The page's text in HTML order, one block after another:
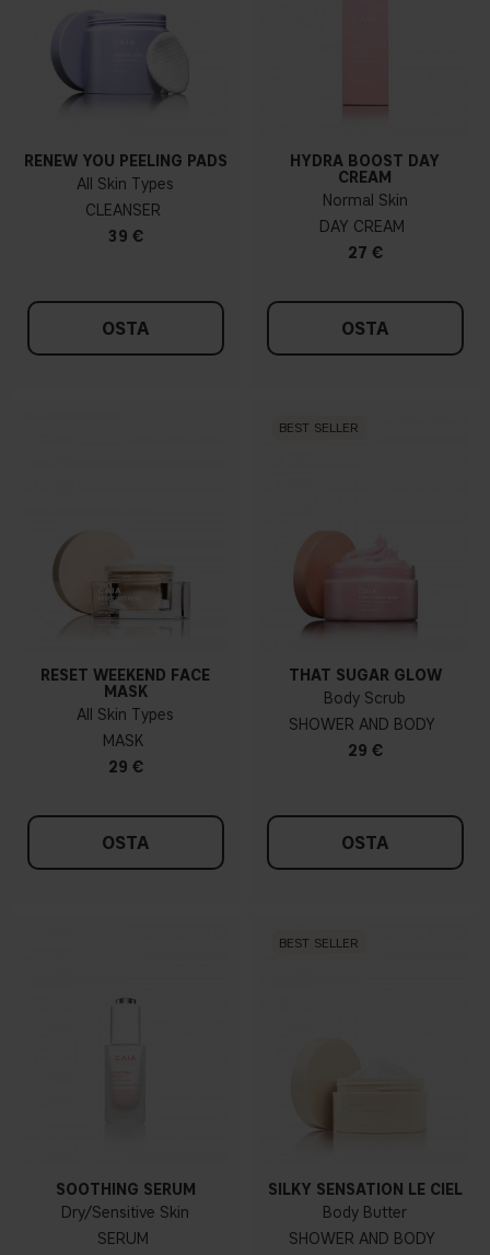
RENEW YOU PEELING PADS
All Skin Types
CLEANSER
39 €
OSTA
HYDRA BOOST DAY
CREAM
Normal Skin
DAY CREAM
27 €
OSTA
RESET WEEKEND FACE
MASK
All Skin Types
MASK
29 €
OSTA
BEST SELLER
THAT SUGAR GLOW
Body Scrub
SHOWER AND BODY
29 €
OSTA
SOOTHING SERUM
Dry/Sensitive Skin
SERUM
BEST SELLER
SILKY SENSATION LE CIEL
Body Butter
SHOWER AND BODY